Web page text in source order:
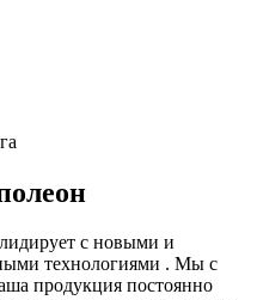
с новыми и
технологиями . Мы с
продукция постоянно